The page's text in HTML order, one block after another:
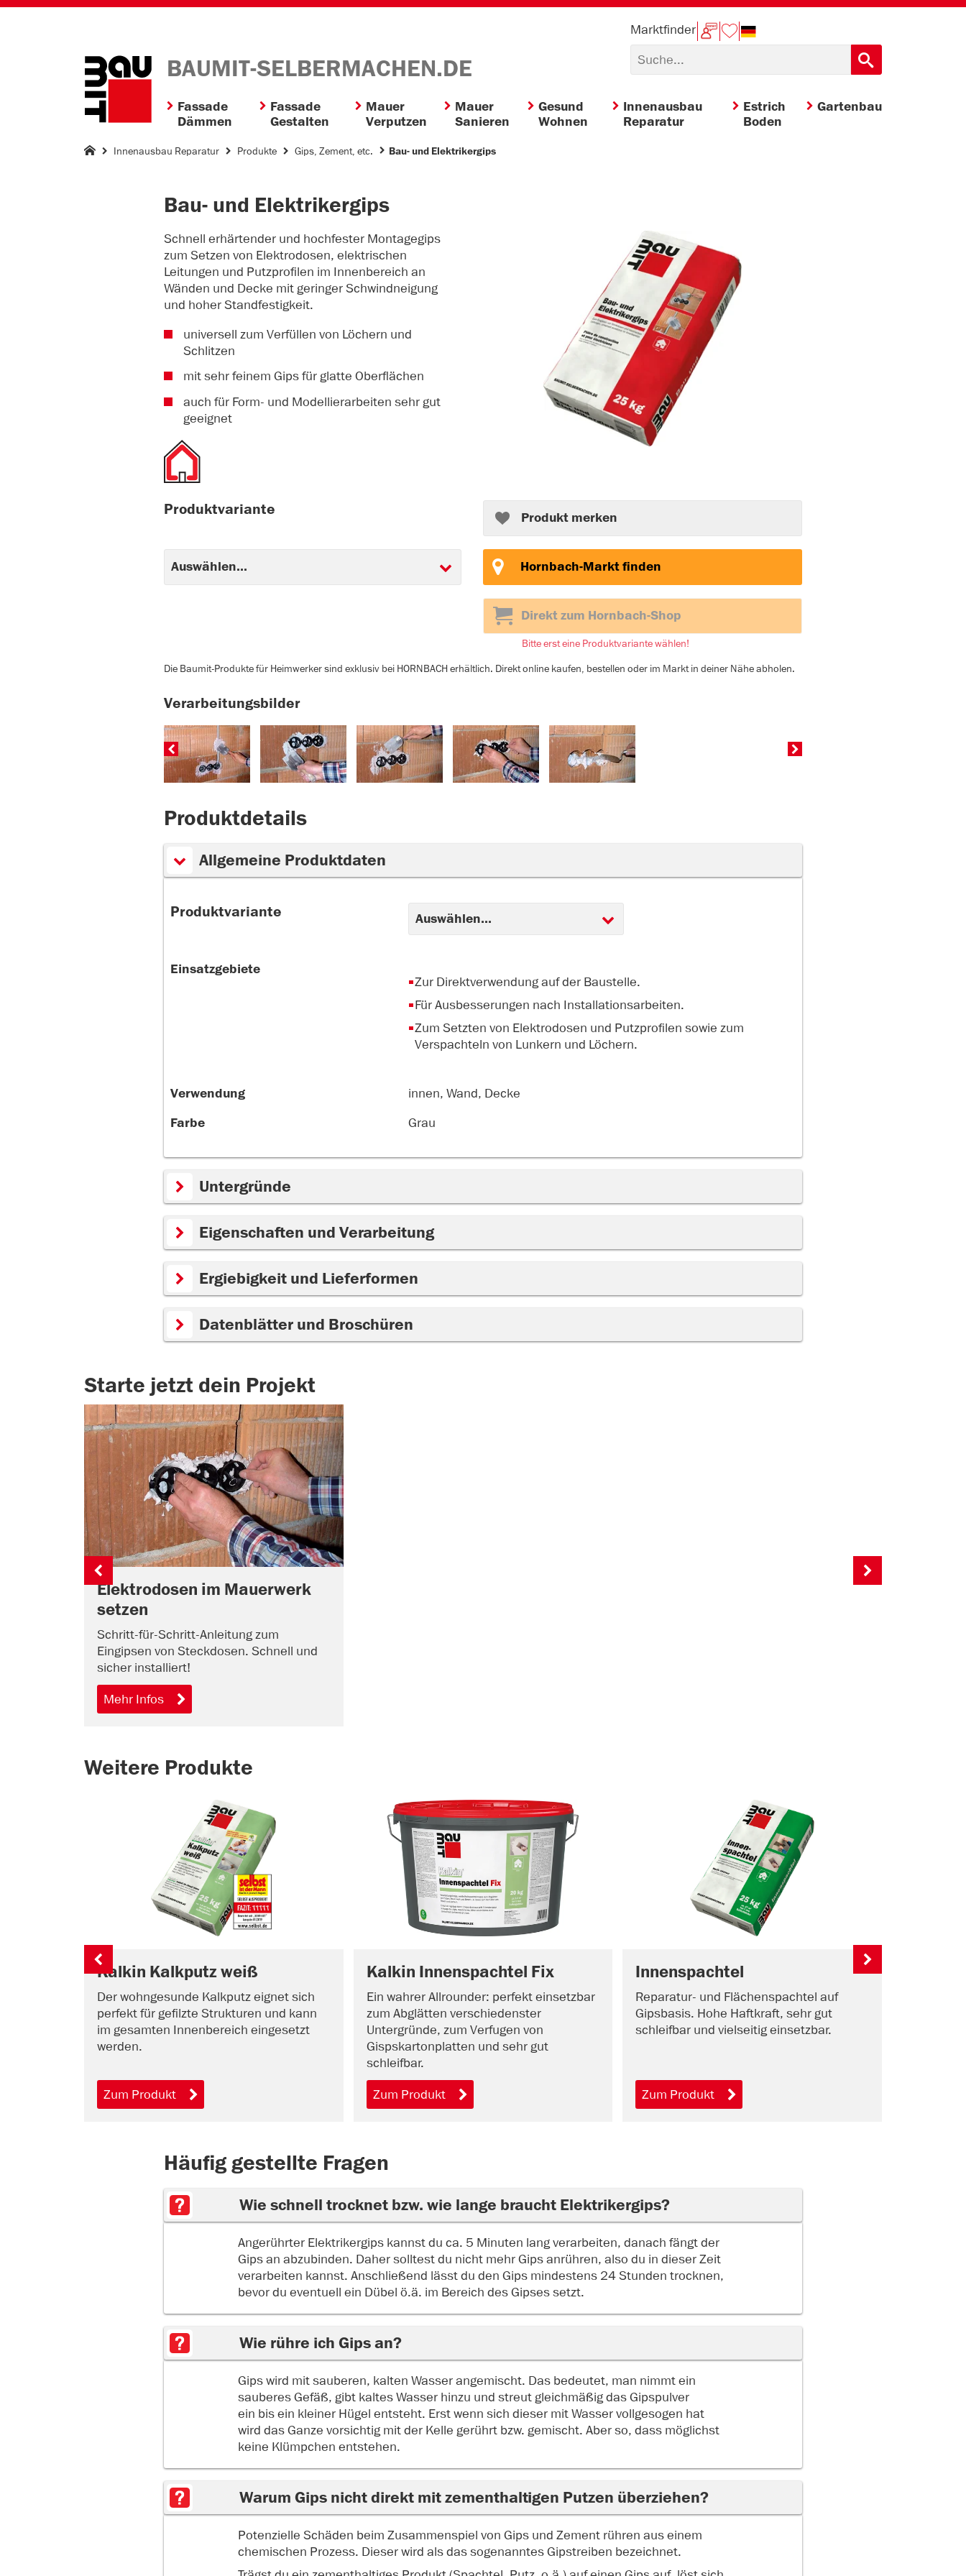
BAUMIT-SELBERMACHEN.DE
Marktfinder
Fassade
Dämmen
Fassade
Gestalten
Mauer
Verputzen
Mauer
Sanieren
Gesund
Wohnen
Innenausbau
Reparatur
Estrich
Boden
Gartenbau
Innenausbau Reparatur Produkte Gips, Zement, etc. Bau- und Elektrikergips
Bau- und Elektrikergips
Schnell erhärtender und hochfester Montagegips
zum Setzen von Elektrodosen, elektrischen
Leitungen und Putzprofilen im Innenbereich an
Wänden und Decke mit geringer Schwindneigung
und hoher Standfestigkeit.
universell zum Verfüllen von Löchern und
Schlitzen
mit sehr feinem Gips für glatte Oberflächen
auch für Form- und Modellierarbeiten sehr gut
geeignet
Produktvariante Produkt merken
Hornbach-Markt finden
Direkt zum Hornbach-Shop
Bitte erst eine Produktvariante wählen!
Die Baumit-Produkte für Heimwerker sind exklusiv bei HORNBACH erhältlich. Direkt online kaufen, bestellen oder im Markt in deiner Nähe abholen.
Verarbeitungsbilder
Produktdetails
Allgemeine Produktdaten
Produktvariante
Einsatzgebiete
Zur Direktverwendung auf der Baustelle.
Für Ausbesserungen nach Installationsarbeiten.
Zum Setzten von Elektrodosen und Putzprofilen sowie zum
Verspachteln von Lunkern und Löchern.
Verwendung innen, Wand, Decke
Farbe Grau
Untergründe
Eigenschaften und Verarbeitung
Ergiebigkeit und Lieferformen
Datenblätter und Broschüren
Starte jetzt dein Projekt
Elektrodosen im Mauerwerk
setzen
Schritt-für-Schritt-Anleitung zum
Eingipsen von Steckdosen. Schnell und
sicher installiert!
Mehr Infos
Weitere Produkte
Kalkin Kalkputz weiß
Der wohngesunde Kalkputz eignet sich
perfekt für gefilzte Strukturen und kann
im gesamten Innenbereich eingesetzt
werden.
Zum Produkt
Kalkin Innenspachtel Fix
Ein wahrer Allrounder: perfekt einsetzbar
zum Abglätten verschiedenster
Untergründe, zum Verfugen von
Gispskartonplatten und sehr gut
schleifbar.
Zum Produkt
Innenspachtel
Reparatur- und Flächenspachtel auf
Gipsbasis. Hohe Haftkraft, sehr gut
schleifbar und vielseitig einsetzbar.
Zum Produkt
Häufig gestellte Fragen
Wie schnell trocknet bzw. wie lange braucht Elektrikergips?
Angerührter Elektrikergips kannst du ca. 5 Minuten lang verarbeiten, danach fängt der
Gips an abzubinden. Daher solltest du nicht mehr Gips anrühren, also du in dieser Zeit
verarbeiten kannst. Anschließend lässt du den Gips mindestens 24 Stunden trocknen,
bevor du eventuell ein Dübel ö.ä. im Bereich des Gipses setzt.
Wie rühre ich Gips an?
Gips wird mit sauberen, kalten Wasser angemischt. Das bedeutet, man nimmt ein
sauberes Gefäß, gibt kaltes Wasser hinzu und streut gleichmäßig das Gipspulver
ein bis ein kleiner Hügel entsteht. Erst wenn sich dieser mit Wasser vollgesogen hat
wird das Ganze vorsichtig mit der Kelle gerührt bzw. gemischt. Aber so, dass möglichst
keine Klümpchen entstehen.
Warum Gips nicht direkt mit zementhaltigen Putzen überziehen?
Potenzielle Schäden beim Zusammenspiel von Gips und Zement rühren aus einem
chemischen Prozess. Dieser wird als das sogenanntes Gipstreiben bezeichnet.